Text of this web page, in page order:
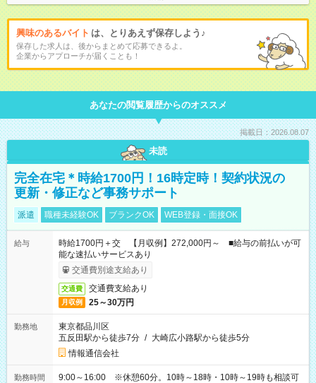
興味のあるバイト は、とりあえず保存しよう♪
保存した求人は、後からまとめて応募できるよ。
企業からアプローチが届くことも！
あなたの閲覧履歴からのオススメ
掲載日：2026.08.07
未読
完全在宅＊時給1700円！16時定時！契約状況の
更新・修正など事務サポート
派遣 職種未経験OK ブランクOK WEB登録・面接OK
給与
時給1700円＋交 【月収例】272,000円～ ■給与の前払いが可
能な速払いサービスあり
交通費別途支給あり
交通費 交通費支給あり
月収例 25～30万円
勤務地
東京都品川区
五反田駅から徒歩7分 / 大崎広小路駅から徒歩5分
情報通信会社
勤務時間
9:00～16:00 ※休憩60分。10時～18時・10時～19時も相談可